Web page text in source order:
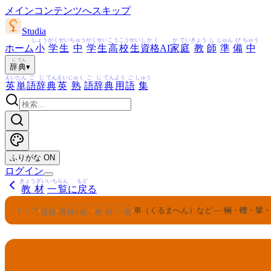
メインコンテンツへスキップ
Studia
ホーム 小
しょう
学
がく
生
せい
中
ちゅう
学
がく
生
せい
高
こう
校
こう
生
せい
資格
しかく
AI家
か
庭
てい
教
きょう
師
し
準
じゅん
備
び
中
ちゅう
辞
じ
典
てん
▾
英
えい
単
たん
語
ご
辞
じ
典
てん
英
えい
熟
じゅく
語
ご
辞
じ
典
てん
用
よう
語
ご
集
しゅう
ふりがな ON
ログイン
教材
きょうざい
一覧
いちらん
に 戻
もど
る
トップ›資格
しかく
›漢検
かんけん
1級
きゅう
› 教材
きょうざい
一覧
いちらん
›車（くるまへん）など — 輛・轢・輦